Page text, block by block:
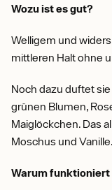
Wozu ist es gut?
Welligem und
mittleren Halt ohne
Noch dazu duftet
grünen Blumen,
Maiglöckchen. Das
Moschus und Vanille.
Warum funktioniert